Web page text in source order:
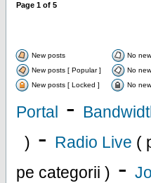
Page 1 of 5
New posts No
New posts [ Popular ]
No
New posts [ Locked ]
No
Portal -
) - Radio Live (
pe categorii ) -